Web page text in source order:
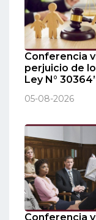
Conferencia
perjuicio de
Ley N°
05-08-2026
Conferencia